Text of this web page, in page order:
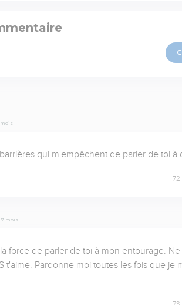
mois
qui m'empêchent de parler de toi
72
7 mois
force de parler de toi à mon entourage.
t'aime. Pardonne moi toutes les fois que je